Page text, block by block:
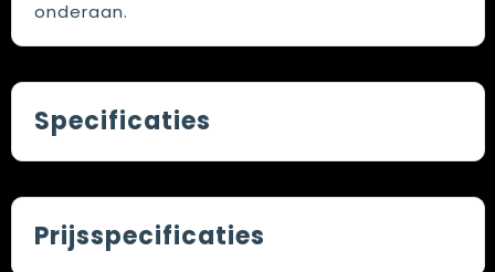
onderaan.
Specificaties
Prijsspecificaties